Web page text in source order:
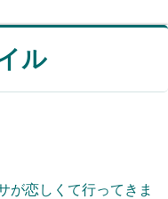
ル
が恋しくて行ってきま